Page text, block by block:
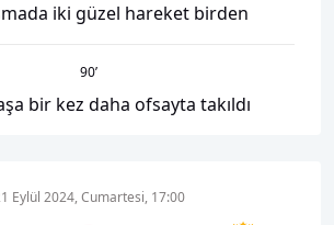
iki güzel hareket birden
90’
bir kez daha ofsayta takıldı
Eylül 2024, Cumartesi, 17:00